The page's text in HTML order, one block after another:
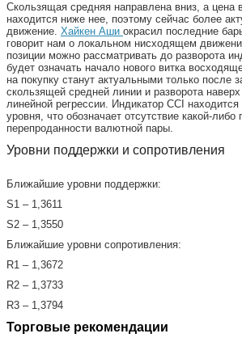
Скользящая средняя направлена вниз, а цена
находится ниже нее, поэтому сейчас более
движение. Хайкен Аши окрасил последние
говорит нам о локальном нисходящем
позиции можно рассматривать до разворота
будет означать начало нового витка
на покупку станут актуальными только после
скользящей средней линии и разворота
линейной регрессии. Индикатор CCI находится
уровня, что обозначает отсутствие какой-либо
перепроданности валютной пары.
Уровни поддержки и сопротивления
Ближайшие уровни поддержки:
S1 – 1,3611
S2 – 1,3550
Ближайшие уровни сопротивления:
R1 – 1,3672
R2 – 1,3733
R3 – 1,3794
Торговые рекомендации